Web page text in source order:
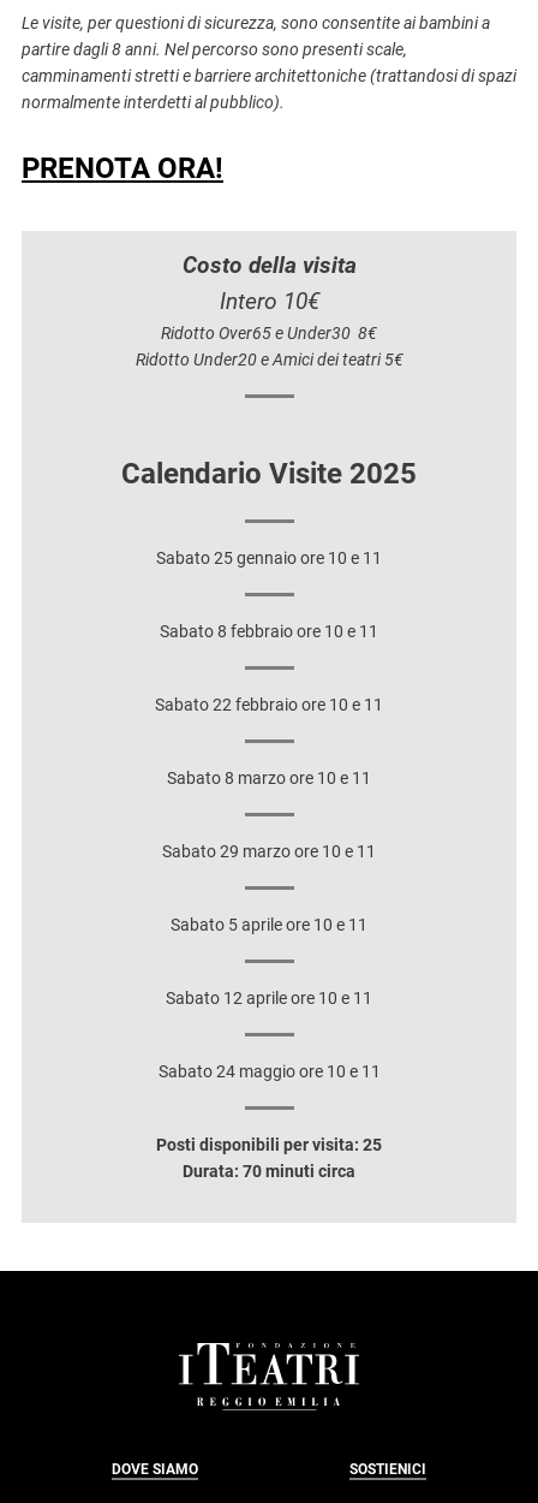
Le visite, per questioni di sicurezza, sono consentite ai bambini a
partire dagli 8 anni. Nel percorso sono presenti scale,
camminamenti stretti e barriere architettoniche (trattandosi di spazi
normalmente interdetti al pubblico).
PRENOTA ORA!
Costo della visita
Intero 10€
Ridotto Over65 e Under30 8€
Ridotto Under20 e Amici dei teatri 5€
Calendario Visite 2025
Sabato 25 gennaio ore 10 e 11
Sabato 8 febbraio ore 10 e 11
Sabato 22 febbraio ore 10 e 11
Sabato 8 marzo ore 10 e 11
Sabato 29 marzo ore 10 e 11
Sabato 5 aprile ore 10 e 11
Sabato 12 aprile ore 10 e 11
Sabato 24 maggio ore 10 e 11
Posti disponibili per visita: 25
Durata: 70 minuti circa
DOVE SIAMO SOSTIENICI